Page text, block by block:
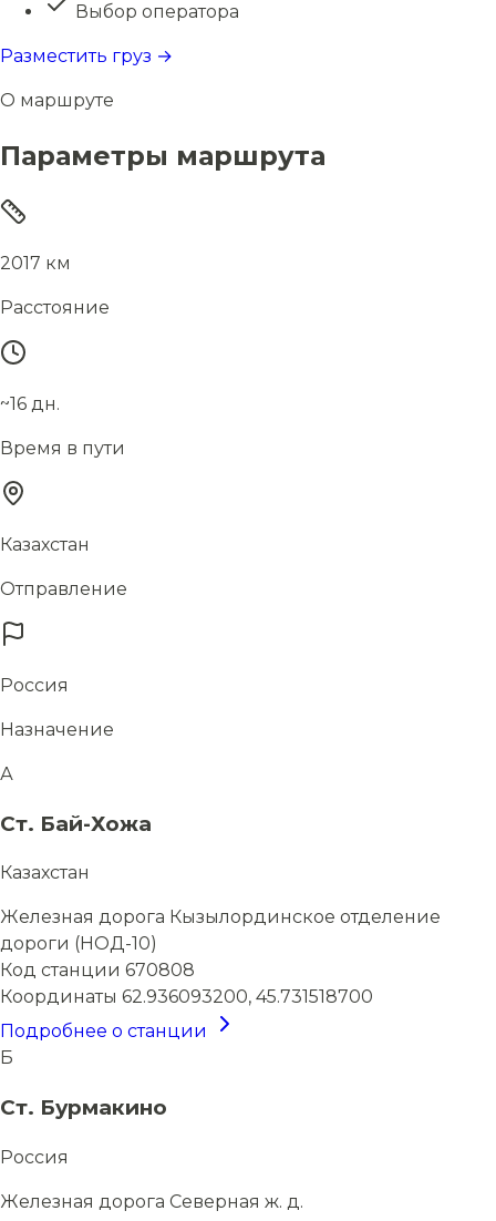
Выбор оператора
Разместить груз →
О маршруте
Параметры маршрута
2017 км
Расстояние
~16 дн.
Время в пути
Казахстан
Отправление
Россия
Назначение
А
Ст. Бай-Хожа
Казахстан
Железная дорога Кызылординское отделение
дороги (НОД-10)
Код станции 670808
Координаты 62.936093200, 45.731518700
Подробнее о станции
Б
Ст. Бурмакино
Россия
Железная дорога Северная ж. д.